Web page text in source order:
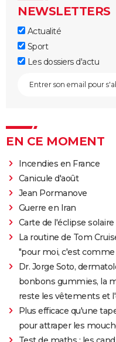
NEWSLETTERS
Actualité
Sport
Les dossiers d'actu
EN CE MOMENT
Incendies en France
Canicule d'août
Jean Pormanove
Guerre en Iran
Carte de l'éclipse solaire
La routine de Tom
"pour moi, c'est comme
Dr. Jorge Soto,
bonbons gummies, la
reste les vêtements et
Plus efficace qu'une
pour attraper les